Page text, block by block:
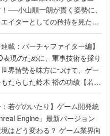
──小山順一朗が貫く姿勢に、
イターとしての矜持を見た
り最終回】
連載：バーチャファイター編】
表現のために、軍事技術を採り
界情勢を味方につけて、ゲー
たらした鈴木 裕の功績【若ゲ
：若ゲのいたり】ゲーム開発統
Engine」最新バージョン
はどう変わる？ ゲーム業界向